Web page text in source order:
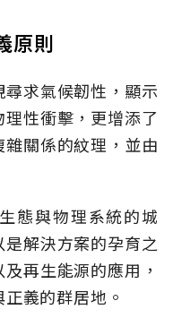
原則
求氣候韌性，顯示
性衝擊，更增添了
關係的紋理，並由
態與物理系統的城
解決方案的孕育之
再生能源的應用，
義的群居地。